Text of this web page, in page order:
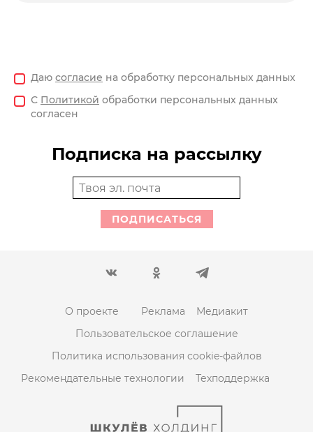
Даю согласие на обработку персональных данных
С Политикой обработки персональных данных
согласен
Подписка на рассылку
ПОДПИСАТЬСЯ
О проекте Реклама
Медиакит
Пользовательское соглашение
Политика использования cookie-файлов
Рекомендательные технологии
Техподдержка